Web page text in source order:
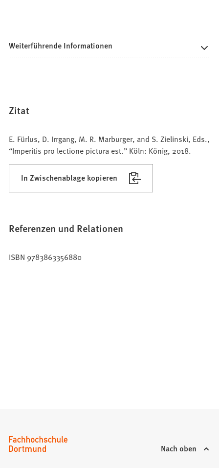
Weiterführende Informationen
Zitat
E. Fürlus, D. Irrgang, M. R. Marburger, and S. Zielinski, Eds.,
“Imperitis pro lectione pictura est.” Köln: König, 2018.
In Zwischenablage kopieren
Referenzen und Relationen
ISBN 9783863356880
Nach oben